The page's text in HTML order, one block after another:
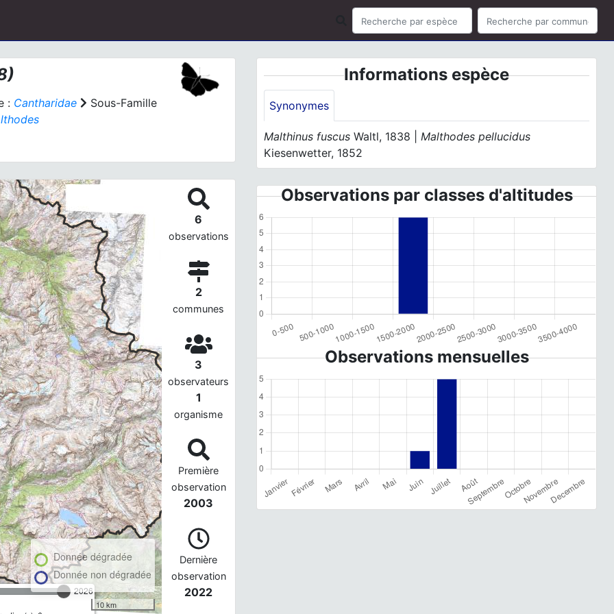
: Cantharidae
Sous-Famille
2026
Donnée dégradée
Donnée non dégradée
10 km
6
observations
2
communes
3
observateurs
1
organisme
Première
observation
2003
Dernière
observation
2022
Informations espèce
Synonymes
Malthinus fuscus Waltl, 1838 |Malthodes pellucidus
Kiesenwetter, 1852
Observations par classes d'altitudes
Observations mensuelles